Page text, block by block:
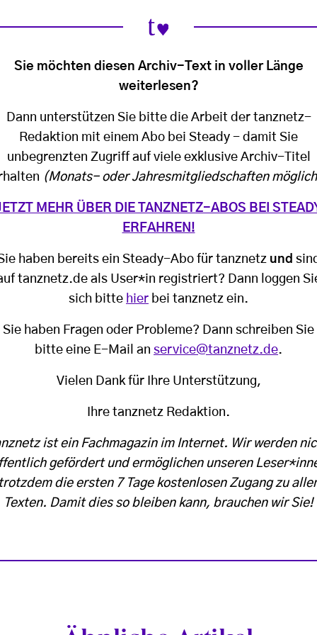
Sie möchten diesen Archiv-Text in voller Länge
weiterlesen?
Dann unterstützen Sie bitte die Arbeit der tanznetz-
Redaktion mit einem Abo bei Steady - damit Sie
unbegrenzten Zugriff auf viele exklusive Archiv-Titel
(Monats- oder Jahresmitgliedschaften
MEHR ÜBER DIE TANZNETZ-ABOS BEI
ERFAHREN!
haben bereits ein Steady-Abo für tanznetz und
tanznetz.de als User*in registriert? Dann loggen
sich bitte hier bei tanznetz ein.
Sie haben Fragen oder Probleme? Dann schreiben Sie
bitte eine E-Mail an service@tanznetz.de.
Vielen Dank für Ihre Unterstützung,
Ihre tanznetz Redaktion.
ist ein Fachmagazin im Internet. Wir werden
gefördert und ermöglichen unseren
die ersten 7 Tage kostenlosen Zugang zu
Texten. Damit dies so bleiben kann, brauchen wir Sie!